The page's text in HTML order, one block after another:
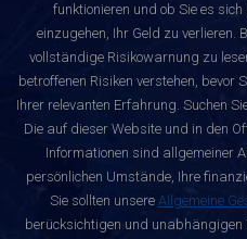
funktionieren und ob Sie es
einzugehen, Ihr Geld zu verlieren.
vollständige Risikowarnung zu
betroffenen Risiken verstehen, bevor
Ihrer relevanten Erfahrung. Suchen
Die auf dieser Website und in den
Informationen sind allgemeiner
persönlichen Umstände, Ihre
Sie sollten unsere Allgemeine
berücksichtigen und unabhängigen